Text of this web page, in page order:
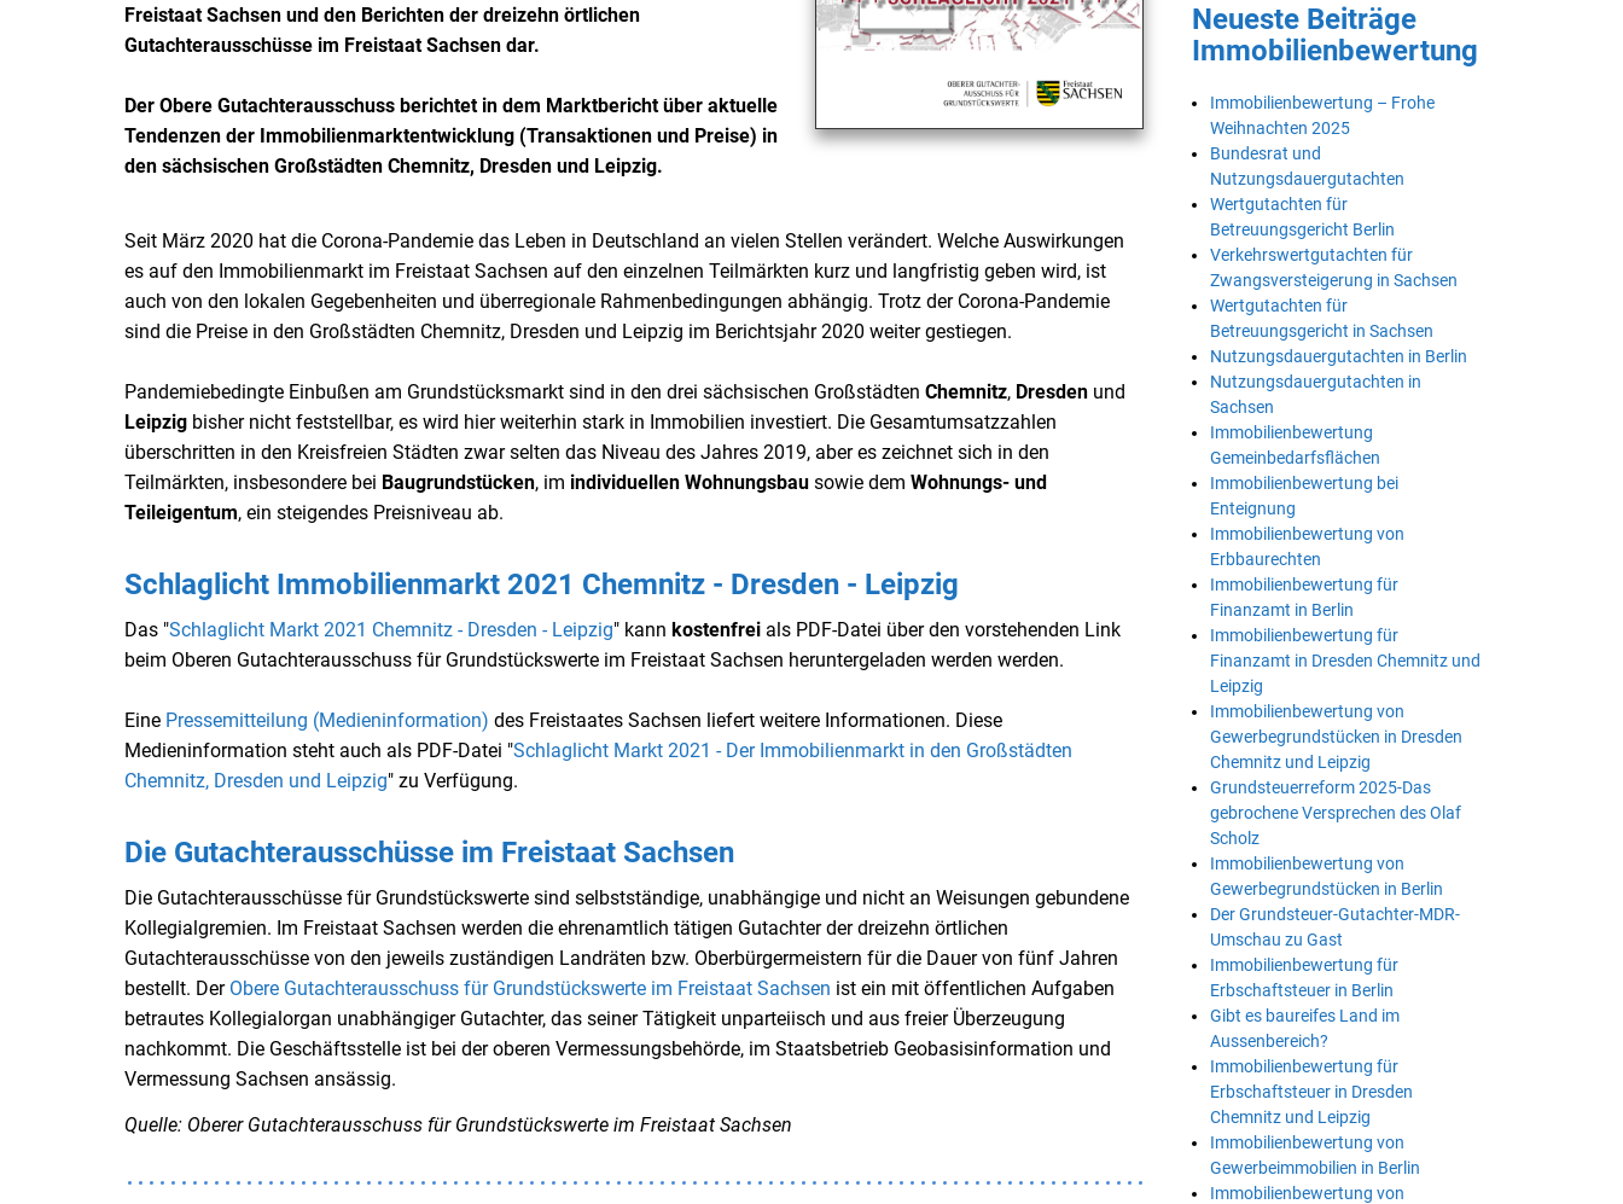
Freistaat Sachsen und den Berichten der dreizehn örtlichen
Gutachterausschüsse im Freistaat Sachsen dar.
Der Obere Gutachterausschuss berichtet in dem Marktbericht über aktuelle
Tendenzen der Immobilienmarktentwicklung (Transaktionen und Preise) in
den sächsischen Großstädten Chemnitz, Dresden und Leipzig.
Seit März 2020 hat die Corona-Pandemie das Leben in Deutschland an vielen Stellen verändert. Welche Auswirkungen
es auf den Immobilienmarkt im Freistaat Sachsen auf den einzelnen Teilmärkten kurz und langfristig geben wird, ist
auch von den lokalen Gegebenheiten und überregionale Rahmenbedingungen abhängig. Trotz der Corona-Pandemie
sind die Preise in den Großstädten Chemnitz, Dresden und Leipzig im Berichtsjahr 2020 weiter gestiegen.
Pandemiebedingte Einbußen am Grundstücksmarkt sind in den drei sächsischen Großstädten Chemnitz, Dresden und
Leipzig bisher nicht feststellbar, es wird hier weiterhin stark in Immobilien investiert. Die Gesamtumsatzzahlen
überschritten in den Kreisfreien Städten zwar selten das Niveau des Jahres 2019, aber es zeichnet sich in den
Teilmärkten, insbesondere bei Baugrundstücken, im individuellen Wohnungsbau sowie dem Wohnungs- und
Teileigentum, ein steigendes Preisniveau ab.
Schlaglicht Immobilienmarkt 2021 Chemnitz - Dresden - Leipzig
Das "Schlaglicht Markt 2021 Chemnitz - Dresden - Leipzig" kann kostenfrei als PDF-Datei über den vorstehenden Link
beim Oberen Gutachterausschuss für Grundstückswerte im Freistaat Sachsen heruntergeladen werden werden.
Eine Pressemitteilung (Medieninformation) des Freistaates Sachsen liefert weitere Informationen. Diese
Medieninformation steht auch als PDF-Datei "Schlaglicht Markt 2021 - Der Immobilienmarkt in den Großstädten
Chemnitz, Dresden und Leipzig" zu Verfügung.
Die Gutachterausschüsse im Freistaat Sachsen
Die Gutachterausschüsse für Grundstückswerte sind selbstständige, unabhängige und nicht an Weisungen gebundene
Kollegialgremien. Im Freistaat Sachsen werden die ehrenamtlich tätigen Gutachter der dreizehn örtlichen
Gutachterausschüsse von den jeweils zuständigen Landräten bzw. Oberbürgermeistern für die Dauer von fünf Jahren
bestellt. Der Obere Gutachterausschuss für Grundstückswerte im Freistaat Sachsen ist ein mit öffentlichen Aufgaben
betrautes Kollegialorgan unabhängiger Gutachter, das seiner Tätigkeit unparteiisch und aus freier Überzeugung
nachkommt. Die Geschäftsstelle ist bei der oberen Vermessungsbehörde, im Staatsbetrieb Geobasisinformation und
Vermessung Sachsen ansässig.
Quelle: Oberer Gutachterausschuss für Grundstückswerte im Freistaat Sachsen
Neueste Beiträge
Immobilienbewertung
Immobilienbewertung – Frohe
Weihnachten 2025
Bundesrat und
Nutzungsdauergutachten
Wertgutachten für
Betreuungsgericht Berlin
Verkehrswertgutachten für
Zwangsversteigerung in Sachsen
Wertgutachten für
Betreuungsgericht in Sachsen
Nutzungsdauergutachten in Berlin
Nutzungsdauergutachten in
Sachsen
Immobilienbewertung
Gemeinbedarfsflächen
Immobilienbewertung bei
Enteignung
Immobilienbewertung von
Erbbaurechten
Immobilienbewertung für
Finanzamt in Berlin
Immobilienbewertung für
Finanzamt in Dresden Chemnitz und
Leipzig
Immobilienbewertung von
Gewerbegrundstücken in Dresden
Chemnitz und Leipzig
Grundsteuerreform 2025-Das
gebrochene Versprechen des Olaf
Scholz
Immobilienbewertung von
Gewerbegrundstücken in Berlin
Der Grundsteuer-Gutachter-MDR-
Umschau zu Gast
Immobilienbewertung für
Erbschaftsteuer in Berlin
Gibt es baureifes Land im
Aussenbereich?
Immobilienbewertung für
Erbschaftsteuer in Dresden
Chemnitz und Leipzig
Immobilienbewertung von
Gewerbeimmobilien in Berlin
Immobilienbewertung von